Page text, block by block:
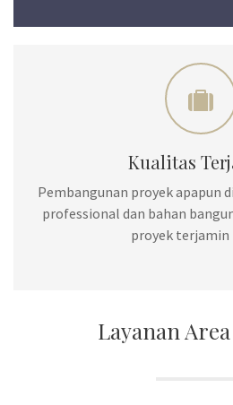
Kualitas
Pembangunan proyek apapun
professional dan bahan
proyek terjamin
Layanan